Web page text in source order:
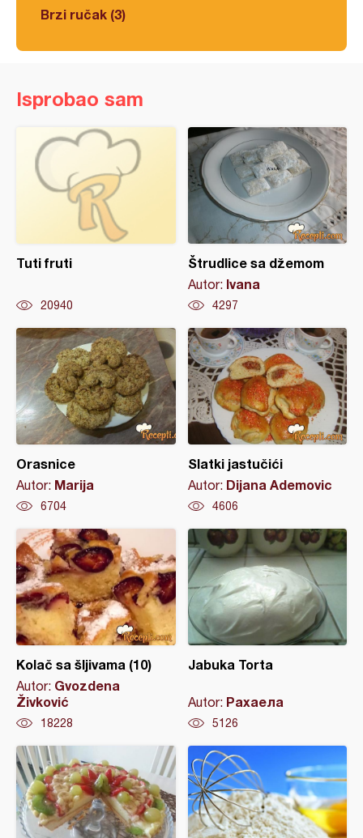
Brzi ručak (3)
Isprobao sam
Tuti fruti
20940
Štrudlice sa džemom
Autor: Ivana
4297
Orasnice
Autor: Marija
6704
Slatki jastučići
Autor: Dijana Ademovic
4606
Kolač sa šljivama (10)
Autor: Gvozdena
Živković
18228
Jabuka Torta
Autor: Рахаела
5126